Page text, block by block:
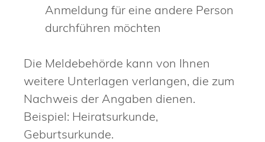
Anmeldung für eine andere Person
durchführen möchten
Die Meldebehörde kann von Ihnen
weitere Unterlagen verlangen, die zum
Nachweis der Angaben dienen.
Beispiel: Heiratsurkunde,
Geburtsurkunde.